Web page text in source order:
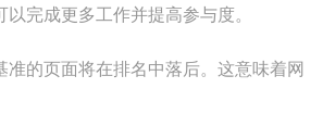
完成更多工作并提高参与度。
准的页面将在排名中落后。这意味着网